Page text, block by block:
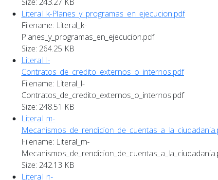
Literal_k-Planes_y_programas_en_ejecucion.pdf
Filename: Literal_k-
Planes_y_programas_en_ejecucion.pdf
Size: 264.25 KB
Literal_l-
Contratos_de_credito_externos_o_internos.pdf
Filename: Literal_l-
Contratos_de_credito_externos_o_internos.pdf
Size: 248.51 KB
Literal_m-
Filename: Literal_m-
Size: 242.13 KB
Literal_n-